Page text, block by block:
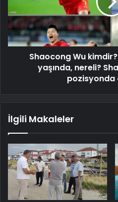
Shaocong Wu
yaşında, nereli?
pozisyonda
İlgili Makaleler